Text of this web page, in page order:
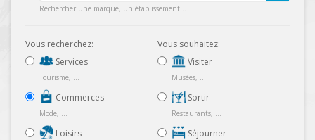
Rechercher une marque, un établissement...
Vous recherchez:
Services
Tourisme, ...
Commerces
Mode, ...
Loisirs
Vous souhaitez:
Visiter
Musées, ...
Sortir
Restaurants, ...
Séjourner